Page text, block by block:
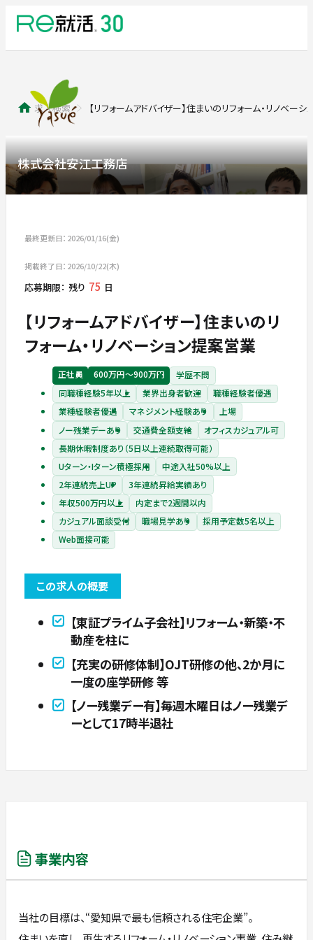
求人検索 【リフォームアドバイザー】住まいのリフォーム・リノベー
株式会社安江工務店
最終更新日：2026/01/16(金)
掲載終了日：2026/10/22(木)
応募期限： 残り 75 日
【リフォームアドバイザー】住まいのリ
フォーム・リノベーション提案営業
正社員 600万円〜900万円
学歴不問
同職種経験5年以上
業界出身者歓迎
職種経験者優遇
業種経験者優遇
マネジメント経験あり
上場
ノー残業デーあり
交通費全額支給
オフィスカジュアル可
長期休暇制度あり（5日以上連続取得可能）
Uターン・Iターン積極採用
中途入社50%以上
2年連続売上UP
3年連続昇給実績あり
年収500万円以上
内定まで2週間以内
カジュアル面談受付
職場見学あり
採用予定数5名以上
Web面接可能
この求人の概要
【東証プライム子会社】リフォーム・新築・不
動産を柱に
【充実の研修体制】OJT研修の他、2か月に
一度の座学研修 等
【ノー残業デー有】毎週木曜日はノー残業デ
ーとして17時半退社
事業内容
当社の目標は、“愛知県で最も信頼される住宅企業”。